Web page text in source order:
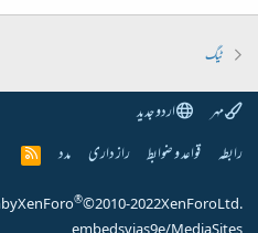
ٹیگ
مہر
اردو جدید
رابطہ قواعد و ضوابط راز داری مدد
R
S
XenForo®© 2010-2022 XenForo Ltd.